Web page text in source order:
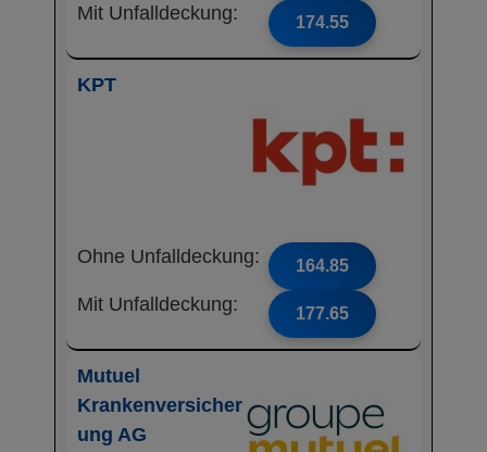
Mit Unfalldeckung: 174.55
KPT
Ohne Unfalldeckung: 164.85
Mit Unfalldeckung: 177.65
Mutuel
Krankenversicher
ung AG